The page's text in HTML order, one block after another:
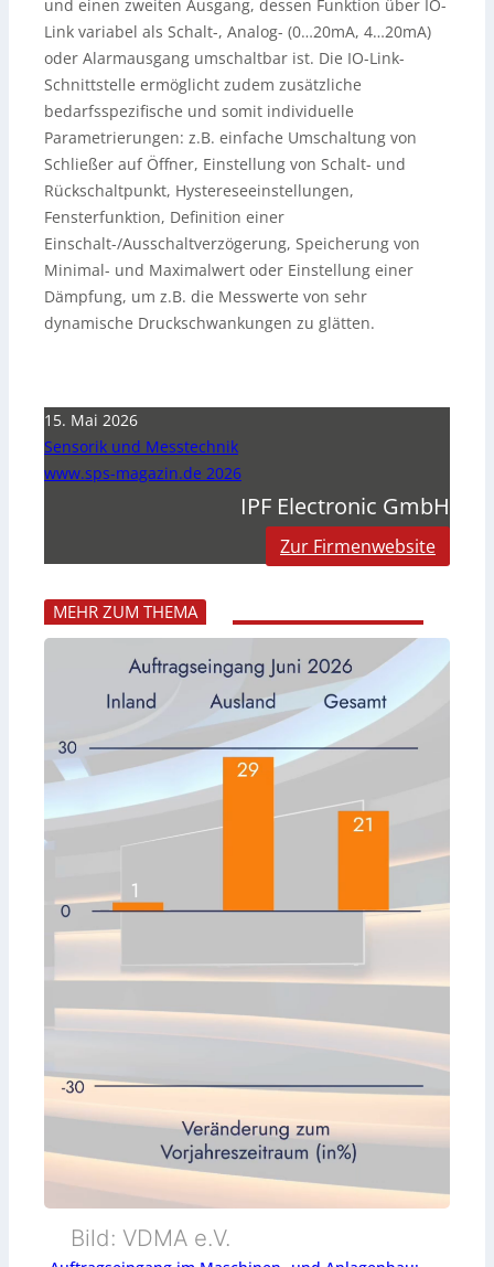
und einen zweiten Ausgang, dessen Funktion über IO-
Link variabel als Schalt-, Analog- (0…20mA, 4…20mA)
oder Alarmausgang umschaltbar ist. Die IO-Link-
Schnittstelle ermöglicht zudem zusätzliche
bedarfsspezifische und somit individuelle
Parametrierungen: z.B. einfache Umschaltung von
Schließer auf Öffner, Einstellung von Schalt- und
Rückschaltpunkt, Hystereseeinstellungen,
Fensterfunktion, Definition einer
Einschalt-/Ausschaltverzögerung, Speicherung von
Minimal- und Maximalwert oder Einstellung einer
Dämpfung, um z.B. die Messwerte von sehr
dynamische Druckschwankungen zu glätten.
15. Mai 2026
Sensorik und Messtechnik
www.sps-magazin.de 2026
IPF Electronic GmbH
Zur Firmenwebsite
MEHR ZUM THEMA
Bild: VDMA e.V.